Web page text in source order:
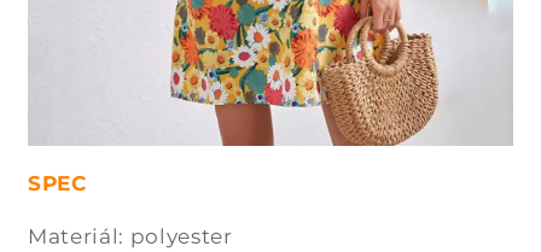
SPEC
Materiál: polyester